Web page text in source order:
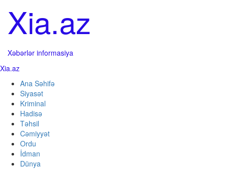
content
Xia.az
Xəbərlər informasiya
Primary
Xia.az
Ana Səhifə
Siyasət
Kriminal
Hadisə
Təhsil
Cəmiyyət
Ordu
İdman
Dünya